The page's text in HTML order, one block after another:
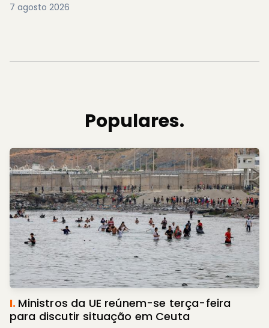
7 agosto 2026
Populares.
I. Ministros da UE reúnem-se terça-feira
para discutir situação em Ceuta